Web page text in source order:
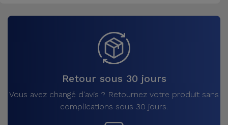
Retour sous 30 jours
Vous avez changé d'avis ? Retournez votre produit sans
complications sous 30 jours.